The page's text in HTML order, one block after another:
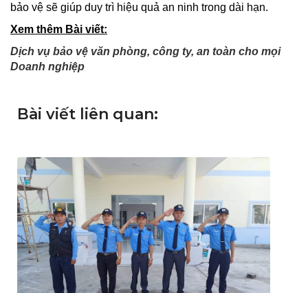
bảo vệ sẽ giúp duy trì hiệu quả an ninh trong dài hạn.
Xem thêm Bài viết:
Dịch vụ bảo vệ văn phòng, công ty, an toàn cho mọi
Doanh nghiệp
Bài viết liên quan: